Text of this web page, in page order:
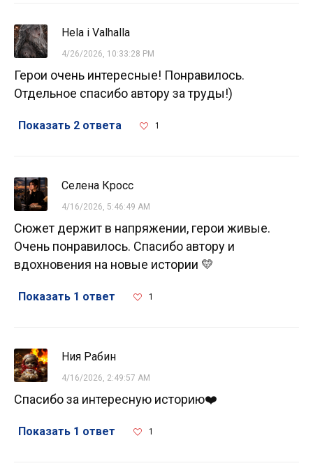
Hela i Valhalla
4/26/2026, 10:33:28 PM
Герои очень интересные! Понравилось.
Отдельное спасибо автору за труды!)
Показать 2 ответа 1
Селена Кросс
4/16/2026, 5:46:49 AM
Сюжет держит в напряжении, герои живые.
Очень понравилось. Спасибо автору и
вдохновения на новые истории 💛
Показать 1 ответ 1
Ния Рабин
4/16/2026, 2:49:57 AM
Спасибо за интересную историю❤️
Показать 1 ответ 1